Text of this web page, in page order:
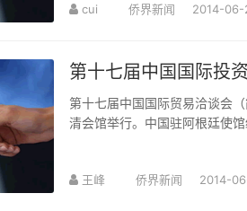
cui 侨界新闻 2014-06-
第十七届中国国际投
第十七届中国国际贸易洽谈会
清会馆举行。中国驻阿根廷使
王峰 侨界新闻 2014-